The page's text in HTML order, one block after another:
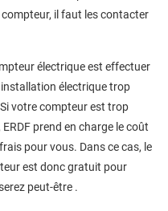
il faut les contacter
électrique est effectuer
installation électrique trop
votre compteur est trop
prend en charge le coût
pour vous. Dans ce cas, le
est donc gratuit pour
peut-être .